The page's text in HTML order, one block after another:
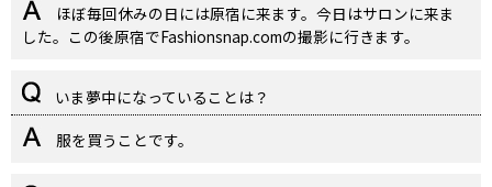
ほぼ毎回休みの日には原宿に来ます。今日はサロンに来ま
した。この後原宿でFashionsnap.comの撮影に行きます。
いま夢中になっていることは？
服を買うことです。